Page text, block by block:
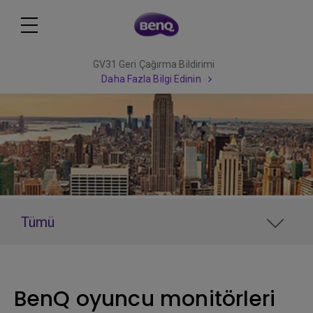
GV31 Geri Çağırma Bildirimi
Daha Fazla Bilgi Edinin
Tümü
BenQ oyuncu monitörleri